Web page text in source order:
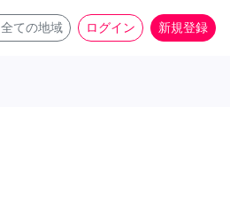
全ての地域 ログイン 新規登録